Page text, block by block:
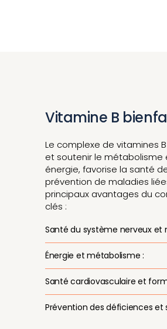
Vitamine B
Le complexe de vitamines
et soutenir le métabolisme
énergie, favorise la santé
prévention de maladies
principaux avantages du
clés :
Santé du système nerveux et
Énergie et métabolisme :
Santé cardiovasculaire et
Prévention des déficiences